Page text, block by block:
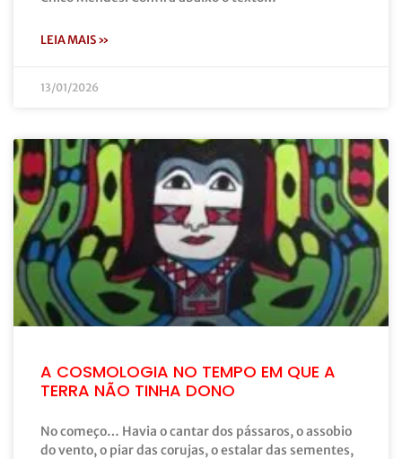
LEIA MAIS »
13/01/2026
A COSMOLOGIA NO TEMPO EM QUE A
TERRA NÃO TINHA DONO
No começo… Havia o cantar dos pássaros, o assobio
do vento, o piar das corujas, o estalar das sementes,